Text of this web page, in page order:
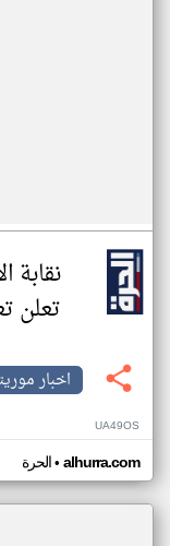
نقابة
تعلن
اخبار
UA49OS
الحرة• alhurra.com